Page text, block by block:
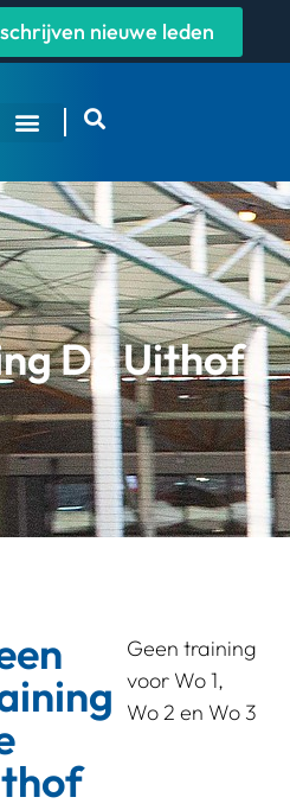
nieuwe leden
De Uithof
Geen training
voor Wo 1,
Wo 2 en Wo 3